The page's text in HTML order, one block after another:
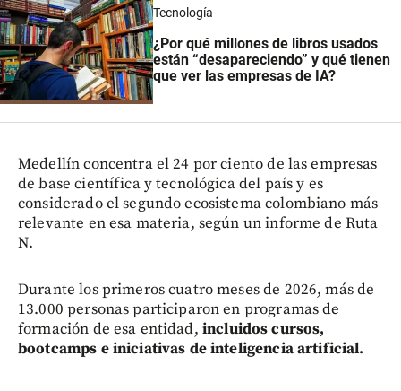
Tecnología
¿Por qué millones de libros usados
están “desapareciendo” y qué tienen
que ver las empresas de IA?
Medellín concentra el 24 por ciento de las empresas
de base científica y tecnológica del país y es
considerado el segundo ecosistema colombiano más
relevante en esa materia, según un informe de Ruta
N.
Durante los primeros cuatro meses de 2026, más de
13.000 personas participaron en programas de
formación de esa entidad, incluidos cursos,
bootcamps e iniciativas de inteligencia artificial.